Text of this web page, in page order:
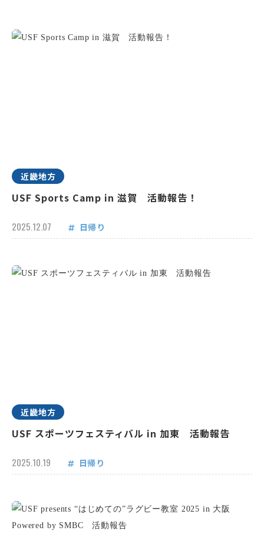
近畿地方
USF Sports Camp in 滋賀 活動報告！
2025.12.07 日帰り
近畿地方
USF スポーツフェスティバル in 加東 活動報告
2025.10.19 日帰り